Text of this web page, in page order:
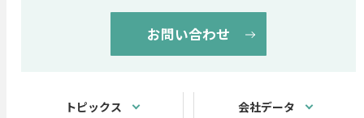
お問い合わせ
トピックス 会社データ